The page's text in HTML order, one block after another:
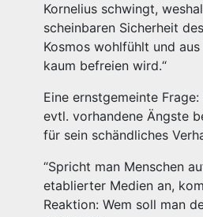
Kornelius schwingt,
scheinbaren Sicherheit
Kosmos wohlfühlt und
kaum befreien wird.“
Eine ernstgemeinte
evtl. vorhandene Ängste
für sein schändliches
“Spricht man Menschen
etablierter Medien an,
Reaktion: Wem soll man